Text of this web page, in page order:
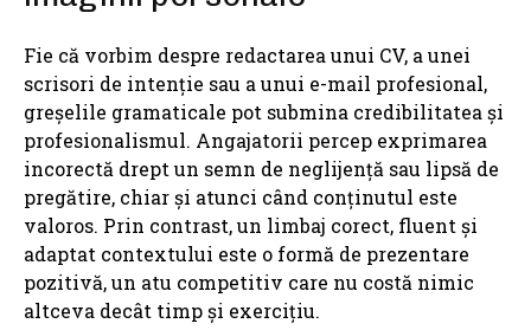
Fie că vorbim despre redactarea unui CV, a unei
scrisori de intenție sau a unui e-mail profesional,
greșelile gramaticale pot submina credibilitatea și
profesionalismul. Angajatorii percep exprimarea
incorectă drept un semn de neglijență sau lipsă de
pregătire, chiar și atunci când conținutul este
valoros. Prin contrast, un limbaj corect, fluent și
adaptat contextului este o formă de prezentare
pozitivă, un atu competitiv care nu costă nimic
altceva decât timp și exercițiu.